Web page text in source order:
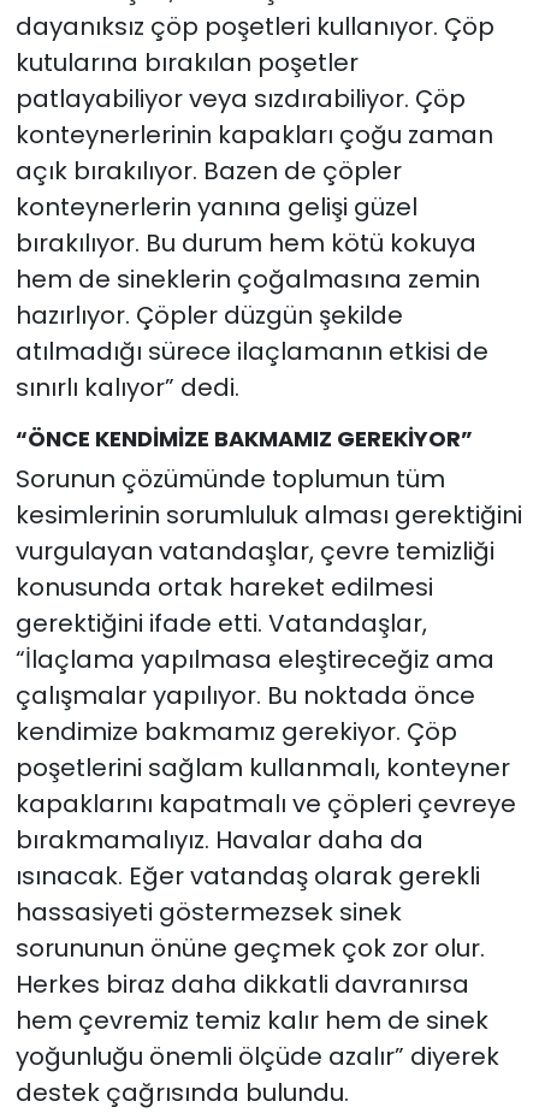
dayanıksız çöp poşetleri kullanıyor. Çöp
kutularına bırakılan poşetler
patlayabiliyor veya sızdırabiliyor. Çöp
konteynerlerinin kapakları çoğu zaman
açık bırakılıyor. Bazen de çöpler
konteynerlerin yanına gelişi güzel
bırakılıyor. Bu durum hem kötü kokuya
hem de sineklerin çoğalmasına zemin
hazırlıyor. Çöpler düzgün şekilde
atılmadığı sürece ilaçlamanın etkisi de
sınırlı kalıyor” dedi.
“ÖNCE KENDİMİZE BAKMAMIZ GEREKİYOR”
Sorunun çözümünde toplumun tüm
kesimlerinin sorumluluk alması gerektiğini
vurgulayan vatandaşlar, çevre temizliği
konusunda ortak hareket edilmesi
gerektiğini ifade etti. Vatandaşlar,
“İlaçlama yapılmasa eleştireceğiz ama
çalışmalar yapılıyor. Bu noktada önce
kendimize bakmamız gerekiyor. Çöp
poşetlerini sağlam kullanmalı, konteyner
kapaklarını kapatmalı ve çöpleri çevreye
bırakmamalıyız. Havalar daha da
ısınacak. Eğer vatandaş olarak gerekli
hassasiyeti göstermezsek sinek
sorununun önüne geçmek çok zor olur.
Herkes biraz daha dikkatli davranırsa
hem çevremiz temiz kalır hem de sinek
yoğunluğu önemli ölçüde azalır” diyerek
destek çağrısında bulundu.